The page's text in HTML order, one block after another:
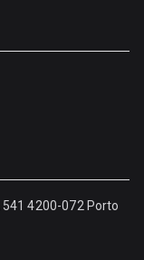
4200-072 Porto